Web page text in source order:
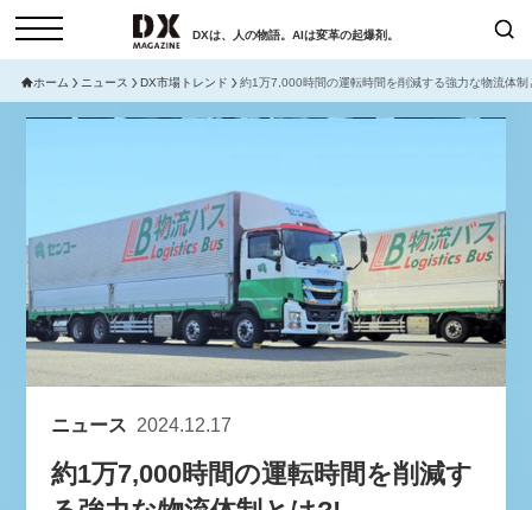
DXは、人の物語。AIは変革の起爆剤。
サービスメニュー 日本オムニチャネル協会
トップページ
特集
動画
サイトマップ
お問い合わせ
個人情報保護法について
採用情報
検索
現在開催予定のセミナー
セミナー
【8/6開催】AIエージェント時
代、日本企業は何から始めるべき
流から学ぶ〜
ホーム ニュース DX市場トレンド 約1万7,000時間の運転時間を削減する強力な物流体制
ニュース 2024.12.17
約1万7,000時間の運転時間を削減す